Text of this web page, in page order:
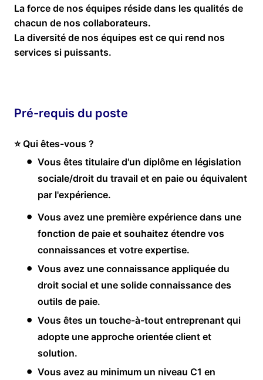
La force de nos équipes réside dans les qualités de
chacun de nos collaborateurs.
La diversité de nos équipes est ce qui rend nos
services si puissants.
Pré-requis du poste
⭐ Qui êtes-vous ?
Vous êtes titulaire d'un diplôme en législation
sociale/droit du travail et en paie ou équivalent
par l'expérience.
Vous avez une première expérience dans une
fonction de paie et souhaitez étendre vos
connaissances et votre expertise.
Vous avez une connaissance appliquée du
droit social et une solide connaissance des
outils de paie.
Vous êtes un touche-à-tout entreprenant qui
adopte une approche orientée client et
solution.
Vous avez au minimum un niveau C1 en